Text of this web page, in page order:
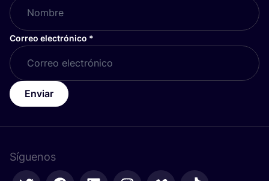
Correo electrónico *
Enviar
Síguenos